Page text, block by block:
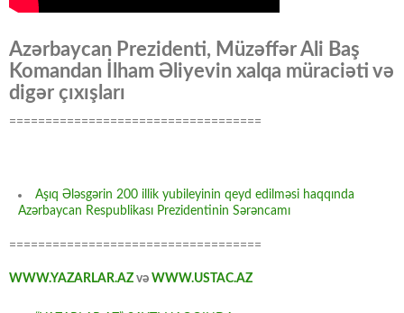
Azərbaycan Prezidenti, Müzəffər Ali Baş
Komandan İlham Əliyevin xalqa müraciəti və
digər çıxışları
===================================
Aşıq Ələsgərin 200 illik yubileyinin qeyd edilməsi haqqında
Azərbaycan Respublikası Prezidentinin Sərəncamı
===================================
WWW.YAZARLAR.AZ və WWW.USTAC.AZ